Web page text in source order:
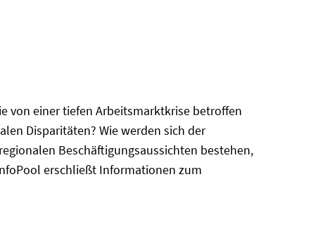
von einer tiefen Arbeitsmarktkrise betroffen
Disparitäten? Wie werden sich der
Beschäftigungsaussichten bestehen,
erschließt Informationen zum